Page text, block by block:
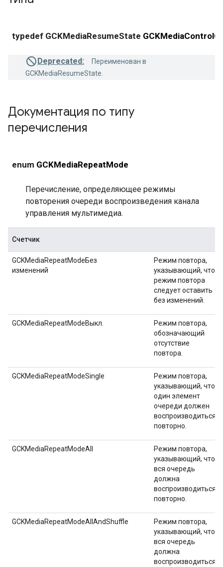
typedef GCKMediaResumeState
Deprecated:
Переименован в
GCKMediaResumeState.
Документация по типу
перечисления
enum GCKMediaRepeatMode
Перечисление, определяющее режимы
повторения очереди воспроизведения канала
управления мультимедиа.
Счетчик
GCKMediaRepeatModeБез
изменений
Режим повтора,
указывающий, что
режим повтора
следует оставить
без изменений.
GCKMediaRepeatModeВыкл.
Режим повтора,
обозначающий
отсутствие
повтора.
GCKMediaRepeatModeSingle
Режим повтора,
указывающий, что
один элемент
очереди должен
воспроизводиться
повторно.
GCKMediaRepeatModeAll
Режим повтора,
указывающий, что
вся очередь
должна
воспроизводиться
повторно.
GCKMediaRepeatModeAllAndShuffle
Режим повтора,
указывающий, что
вся очередь
должна
воспроизводиться